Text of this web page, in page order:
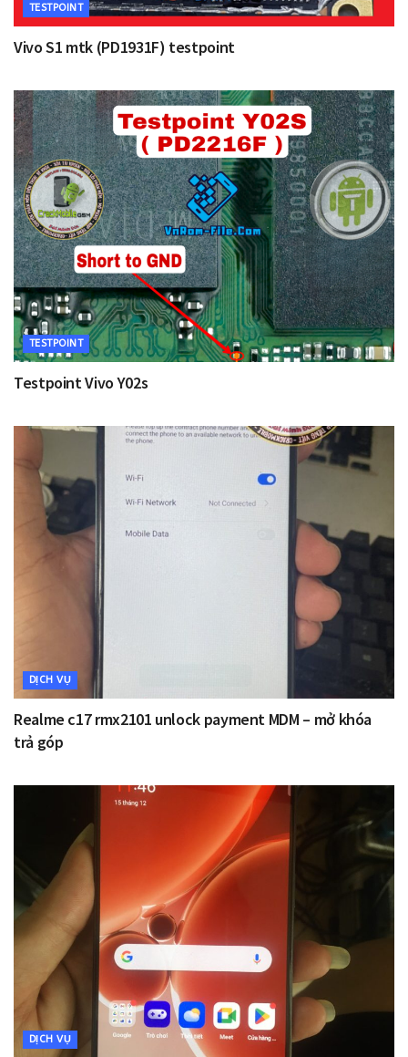
TESTPOINT
Vivo S1 mtk (PD1931F) testpoint
TESTPOINT
Testpoint Vivo Y02s
DỊCH VỤ
Realme c17 rmx2101 unlock payment MDM – mở khóa
trả góp
DỊCH VỤ